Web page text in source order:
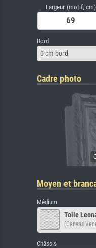
Largeur (motif, cm)
Bord
0 cm bord
Cadre photo
Moyen et
Médium
Toile
(Canvas
Châssis